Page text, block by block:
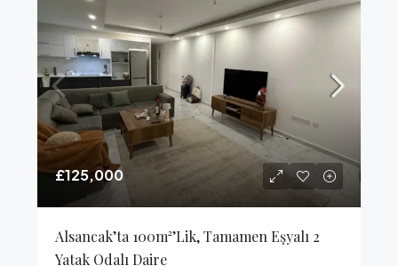
£125,000
Alsancak’ta 100m²’lik, Tamamen Eşyalı 2
Yatak Odalı Daire